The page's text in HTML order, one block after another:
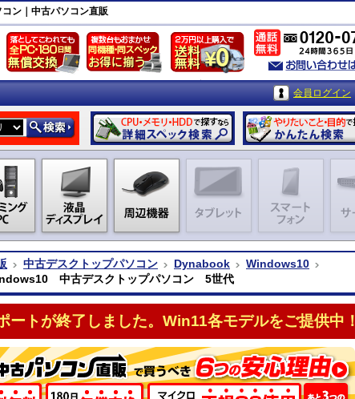
ン｜中古パソコン直販
会員ログイン
中古デスクトップパソコン Dynabook
Windows10
中古デスクトップパソコン 5世代
ートが終了しました。Win11各モデルをご提供中！